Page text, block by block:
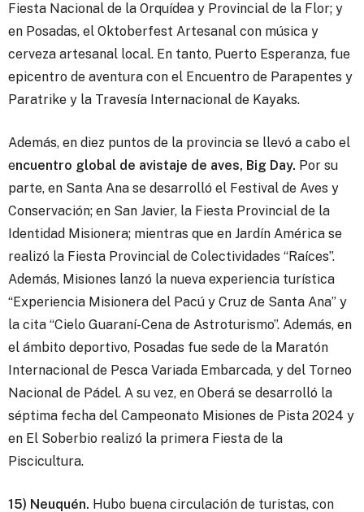
Fiesta Nacional de la Orquídea y Provincial de la Flor; y
en Posadas, el Oktoberfest Artesanal con música y
cerveza artesanal local. En tanto, Puerto Esperanza, fue
epicentro de aventura con el Encuentro de Parapentes y
Paratrike y la Travesía Internacional de Kayaks.
Además, en diez puntos de la provincia se llevó a cabo el
encuentro global de avistaje de aves, Big Day. Por su
parte, en Santa Ana se desarrolló el Festival de Aves y
Conservación; en San Javier, la Fiesta Provincial de la
Identidad Misionera; mientras que en Jardín América se
realizó la Fiesta Provincial de Colectividades “Raíces”.
Además, Misiones lanzó la nueva experiencia turística
“Experiencia Misionera del Pacú y Cruz de Santa Ana” y
la cita “Cielo Guaraní-Cena de Astroturismo”. Además, en
el ámbito deportivo, Posadas fue sede de la Maratón
Internacional de Pesca Variada Embarcada, y del Torneo
Nacional de Pádel. A su vez, en Oberá se desarrolló la
séptima fecha del Campeonato Misiones de Pista 2024 y
en El Soberbio realizó la primera Fiesta de la
Piscicultura.
15) Neuquén. Hubo buena circulación de turistas, con